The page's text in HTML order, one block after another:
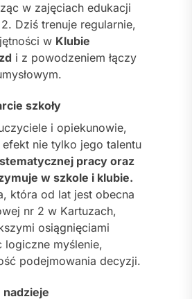
w zajęciach edukacji
Dziś trenuje regularnie,
w Klubie
i z powodzeniem łączy
szkoły
i opiekunowie,
nie tylko jego talentu
pracy oraz
w szkole i klubie.
która od lat jest obecna
nr 2 w Kartuzach,
osiągnięciami
logiczne myślenie,
podejmowania decyzji.
nadzieje